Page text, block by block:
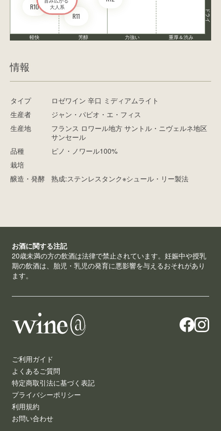
R10
R11
大人系
ドライ
軽快 芳醇 力強い 重厚＆渋み
情報
タイプ
ロゼワイン 辛口 ミディアムライト
生産者
ジャン・パビオ・エ・フィス
生産地
フランス ロワール地方 サントル・ニヴェルネ地区
サンセール
品種
ピノ・ノワール100%
栽培
醸造・発酵
熟成:ステンレスタンク※シュール・リー製法
お酒に関する注記
20歳未満の方の飲酒は法律で禁止されています。妊娠中や授乳
期の飲酒は、胎児・乳児の発育に悪影響を与えるおそれがあり
ます。
ご利用ガイド
よくあるご質問
特定商取引法に基づく表記
プライバシーポリシー
利用規約
お問い合わせ